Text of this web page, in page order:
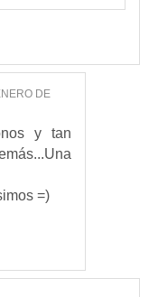
DE
y tan
=)